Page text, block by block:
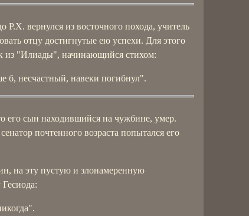
вернулся из восточного похода, учитель
отцу достигнутые ею успехи. Для этого
из "Илиады", начинающийся стихом:
несчастный, навеки погибнул".
его сын находившийся на чужбине, умер.
почтенного возраста попытался его
на эту пустую и злонамеренную